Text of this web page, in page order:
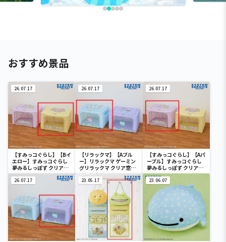
おすすめ景品
26.07.17
【すみっコぐらし】【Bイ
エロー】すみっコぐらし
夢みるしっぽず クリア窓
付き収納ボックス
26.07.17
【リラックマ】【Aブル
ー】リラックマ ゲーミン
グリラックマ クリア窓付
き収納ボックス
26.07.17
【すみっコぐらし】【Aパ
ープル】すみっコぐらし
夢みるしっぽず クリア窓
付き収納ボックス
26.07.17 23.05.17 23.06.07